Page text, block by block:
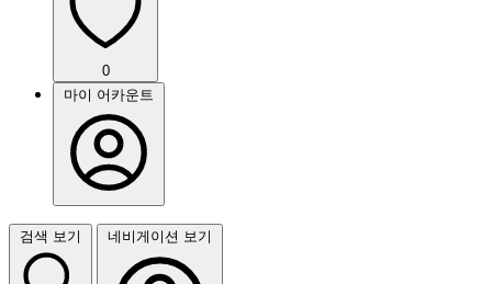
0
마이 어카운트
검색 보기 네비게이션 보기